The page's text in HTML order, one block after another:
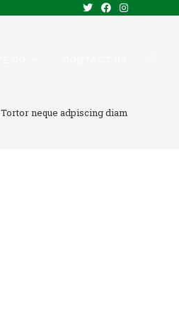
Tortor neque adpiscing diam